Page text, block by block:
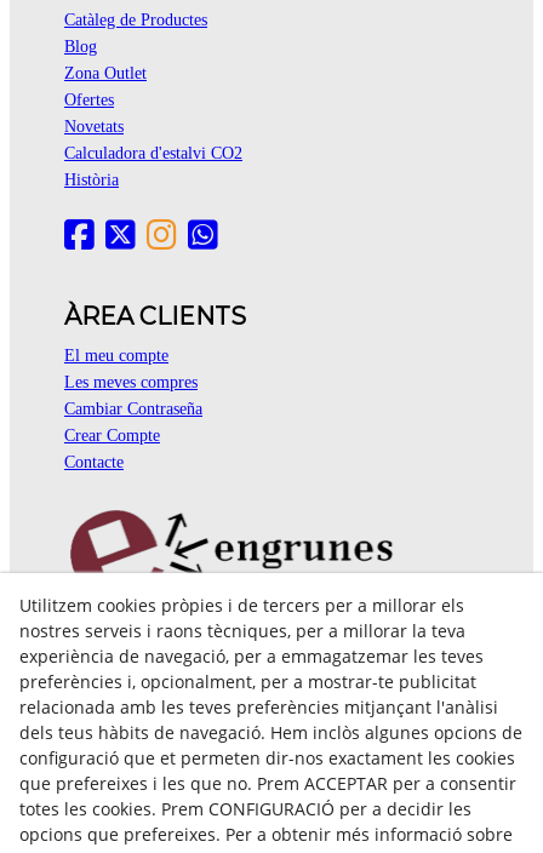
Catàleg de Productes
Blog
Zona Outlet
Ofertes
Novetats
Calculadora d'estalvi CO2
Història
ÀREA CLIENTS
El meu compte
Les meves compres
Cambiar Contraseña
Crear Compte
Contacte
Pol. Ind. Coll de Montcada
Cr. Roca Plana, 14-16
08110 Montcada i Reixac (Barcelona)
935 829 999
engrunes@engrunes.org
Utilitzem cookies pròpies i de tercers per a millorar els
nostres serveis i raons tècniques, per a millorar la teva
experiència de navegació, per a emmagatzemar les teves
preferències i, opcionalment, per a mostrar-te publicitat
relacionada amb les teves preferències mitjançant l'anàlisi
dels teus hàbits de navegació. Hem inclòs algunes opcions de
configuració que et permeten dir-nos exactament les cookies
que prefereixes i les que no. Prem ACCEPTAR per a consentir
totes les cookies. Prem CONFIGURACIÓ per a decidir les
opcions que prefereixes. Per a obtenir més informació sobre